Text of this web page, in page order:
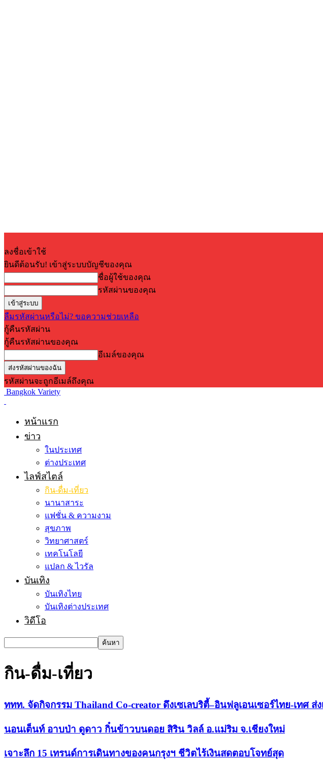
ลงชื่อเข้าใช้
ยินดีต้อนรับ! เข้าสู่ระบบบัญชีของคุณ
ชื่อผู้ใช้ของคุณ
รหัสผ่านของคุณ
ลืมรหัสผ่านหรือไม่? ขอความช่วยเหลือ
กู้คืนรหัสผ่าน
กู้คืนรหัสผ่านของคุณ
อีเมล์ของคุณ
รหัสผ่านจะถูกอีเมล์ถึงคุณ
Bangkok Variety
หน้าแรก
ข่าว
ในประเทศ
ต่างประเทศ
ไลฟ์สไตล์
กิน-ดื่ม-เที่ยว
นานาสาระ
แฟชั่น & ความงาม
สุขภาพ
วิทยาศาสตร์
เทคโนโลยี
แปลก & ไวรัล
บันเทิง
บันเทิงไทย
บันเทิงต่างประเทศ
วิดีโอ
กิน-ดื่ม-เที่ยว
ททท. จัดกิจกรรม Thailand Co-creator ดึงเซเลบริตี้–อินฟลูเอนเซอร์ไทย-เทศ
นอนเต็นท์ อาบป่า ดูดาว กิ๋นข้าวบนดอย สิริน วิลล์ อ.แม่ริม จ.เชียงใหม่
เจาะลึก 15 เทรนด์การเดินทางของคนกรุงฯ ชีวิตไร้เงินสดตอบโจทย์สุด